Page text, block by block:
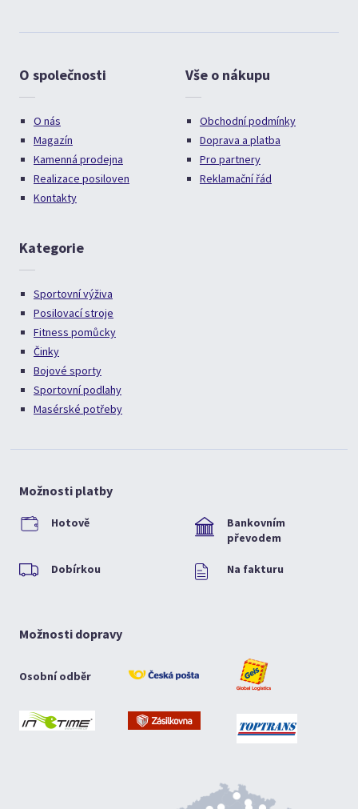
O společnosti
O nás
Magazín
Kamenná prodejna
Realizace posiloven
Kontakty
Vše o nákupu
Obchodní podmínky
Doprava a platba
Pro partnery
Reklamační řád
Kategorie
Sportovní výživa
Posilovací stroje
Fitness pomůcky
Činky
Bojové sporty
Sportovní podlahy
Masérské potřeby
Možnosti platby
Hotově
Bankovním
převodem
Dobírkou Na fakturu
Možnosti dopravy
Osobní odběr